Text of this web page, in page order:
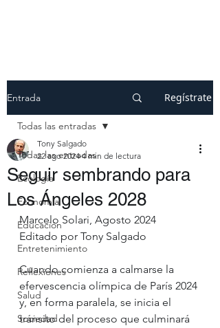
Entrada Regístrate
Todas las entradas
Ecología
Economía
Educación
Entretenimiento
Reflexiones
Salud
Sociedad
Todas las entradas
Seguir sembrando para
Los Ángeles 2028
Tony Salgado
22 ago 2024 4 min de lectura
Marcelo Solari, Agosto 2024
Editado por Tony Salgado
Cuando comienza a calmarse la
efervescencia olímpica de París 2024
y, en forma paralela, se inicia el
tránsito del proceso que culminará